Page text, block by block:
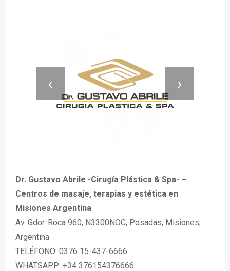
‹ ›
Dr. Gustavo Abrile -Cirugía Plástica & Spa- –
Centros de masaje, terapias y estética en
Misiones Argentina
Av. Gdor. Roca 960, N3300NOC, Posadas, Misiones,
Argentina
TELÉFONO: 0376 15-437-6666
WHATSAPP: +34 376154376666